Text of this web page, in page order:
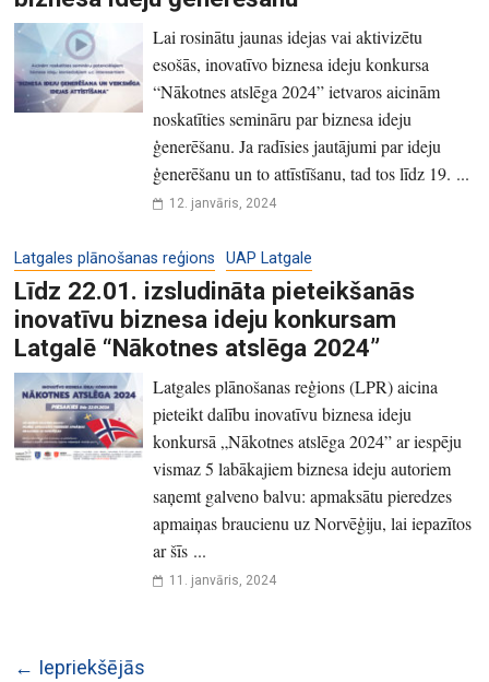
Lai rosinātu jaunas idejas vai aktivizētu
esošās, inovatīvo biznesa ideju konkursa
“Nākotnes atslēga 2024” ietvaros aicinām
noskatīties semināru par biznesa ideju
ģenerēšanu. Ja radīsies jautājumi par ideju
ģenerēšanu un to attīstīšanu, tad tos līdz 19. ...
12. janvāris, 2024
Latgales plānošanas reģions UAP Latgale
Līdz 22.01. izsludināta pieteikšanās
inovatīvu biznesa ideju konkursam
Latgalē “Nākotnes atslēga 2024”
Latgales plānošanas reģions (LPR) aicina
pieteikt dalību inovatīvu biznesa ideju
konkursā „Nākotnes atslēga 2024” ar iespēju
vismaz 5 labākajiem biznesa ideju autoriem
saņemt galveno balvu: apmaksātu pieredzes
apmaiņas braucienu uz Norvēģiju, lai iepazītos
ar šīs ...
11. janvāris, 2024
← Iepriekšējās